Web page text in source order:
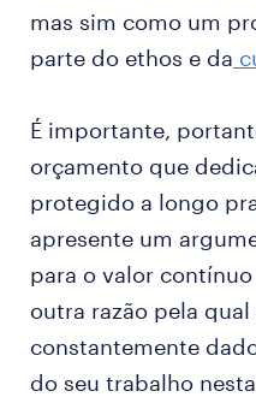
mas sim como um
parte do ethos e da
É importante,
orçamento que
protegido a longo
apresente um
para o valor
outra razão pela
constantemente
do seu trabalho